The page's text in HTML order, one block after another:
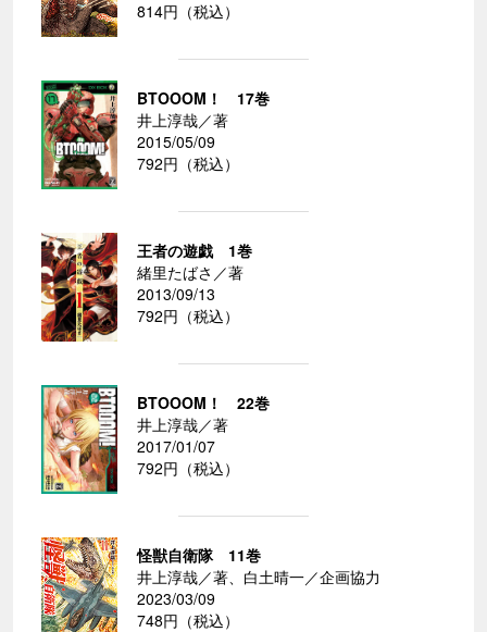
814円（税込）
BTOOOM！ 17巻
井上淳哉／著
2015/05/09
792円（税込）
王者の遊戯 1巻
緒里たばさ／著
2013/09/13
792円（税込）
BTOOOM！ 22巻
井上淳哉／著
2017/01/07
792円（税込）
怪獣自衛隊 11巻
井上淳哉／著、白土晴一／企画協力
2023/03/09
748円（税込）